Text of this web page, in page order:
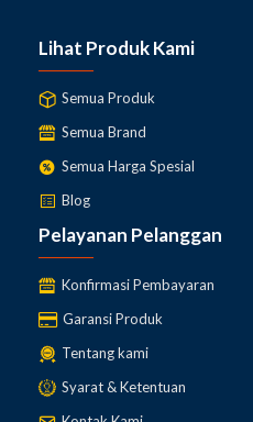
Jual High Frequency Inverter
tersedia di Toko kami
(pengecoran) dll dengan
Lihat Produk Kami
Semua Produk
Semua Brand
Semua Harga Spesial
Blog
Pelayanan Pelanggan
Konfirmasi Pembayaran
Garansi Produk
Tentang kami
Syarat & Ketentuan